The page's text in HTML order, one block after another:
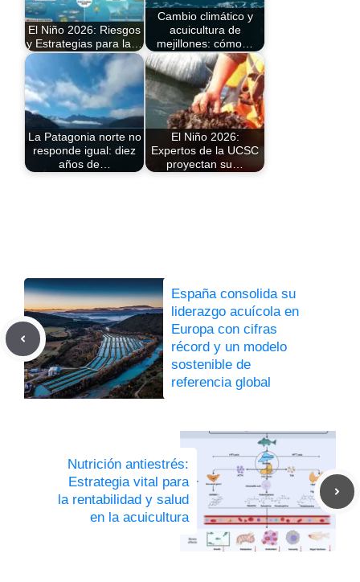
El Niño 2026: Riesgos
y Estrategias para la…
Cambio climático y
acuicultura de
mejillones: cómo…
La Patagonia norte no
responde igual: diez
años de…
El Niño 2026:
Expertos de la UCSC
proyectan su…
España consolida su
liderazgo acuícola en
Europa con cifras
récord y un modelo
sostenible de
referencia global
Nutrición antiestrés:
Estrategia vital para
la rentabilidad y salud
en la acuicultura